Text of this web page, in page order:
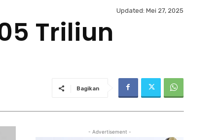
Updated: Mei 27, 2025
Triliun
Bagikan
- Advertisement -